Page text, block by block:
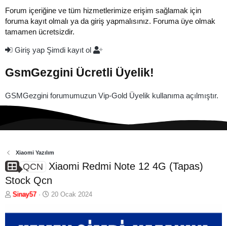
Forum içeriğine ve tüm hizmetlerimize erişim sağlamak için
foruma kayıt olmalı ya da giriş yapmalısınız. Foruma üye olmak
tamamen ücretsizdir.
Giriş yap Şimdi kayıt ol
GsmGezgini Ücretli Üyelik!
GSMGezgini forumumuzun Vip-Gold Üyelik kullanıma açılmıştır.
Xiaomi Yazılım
QCN
Xiaomi Redmi Note 12 4G (Tapas)
Stock Qcn
K
n
Sinay57
B
ş
20 Ocak 2024